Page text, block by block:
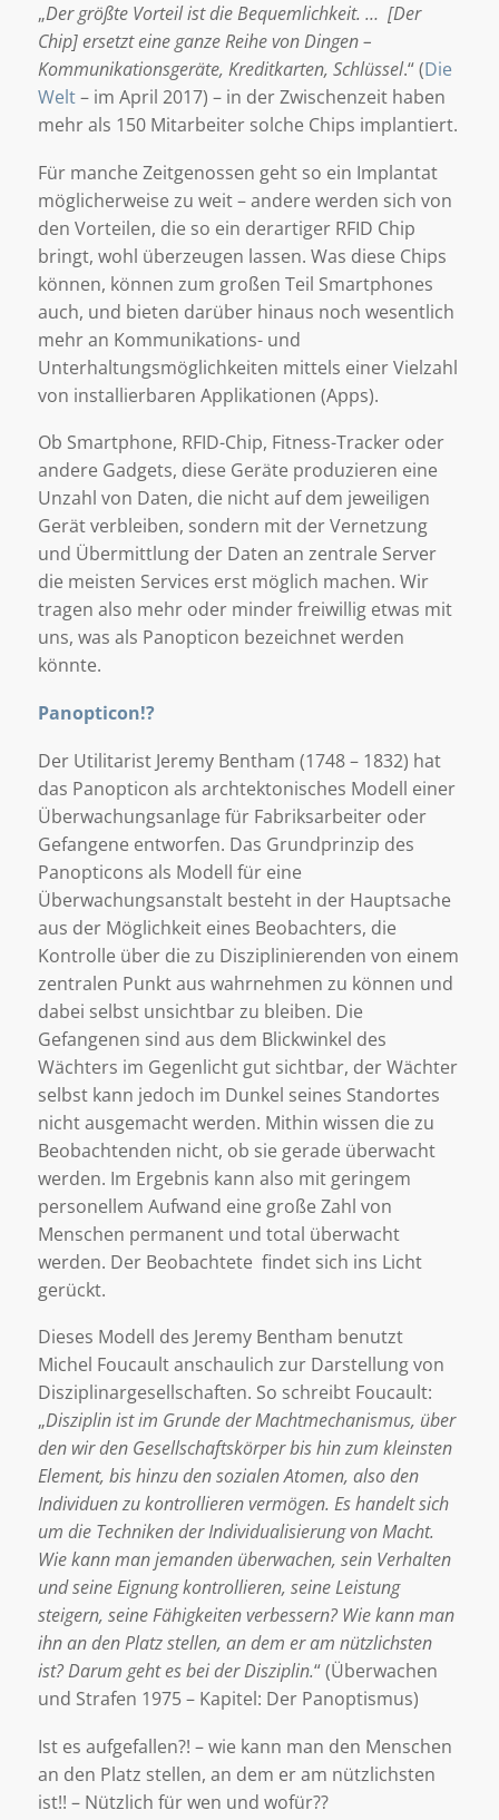
„Der größte Vorteil ist die Bequemlichkeit. … [Der
Chip] ersetzt eine ganze Reihe von Dingen –
Kommunikationsgeräte, Kreditkarten, Schlüssel.“ (Die
Welt– im April 2017) – in der Zwischenzeit haben
mehr als 150 Mitarbeiter solche Chips implantiert.
Für manche Zeitgenossen geht so ein Implantat
möglicherweise zu weit – andere werden sich von
den Vorteilen, die so ein derartiger RFID Chip
bringt, wohl überzeugen lassen. Was diese Chips
können, können zum großen Teil Smartphones
auch, und bieten darüber hinaus noch wesentlich
mehr an Kommunikations- und
Unterhaltungsmöglichkeiten mittels einer Vielzahl
von installierbaren Applikationen (Apps).
Ob Smartphone, RFID-Chip, Fitness-Tracker oder
andere Gadgets, diese Geräte produzieren eine
Unzahl von Daten, die nicht auf dem jeweiligen
Gerät verbleiben, sondern mit der Vernetzung
und Übermittlung der Daten an zentrale Server
die meisten Services erst möglich machen. Wir
tragen also mehr oder minder freiwillig etwas mit
uns, was als Panopticon bezeichnet werden
könnte.
Panopticon!?
Der Utilitarist Jeremy Bentham (1748 – 1832) hat
das Panopticon als archtektonisches Modell einer
Überwachungsanlage für Fabriksarbeiter oder
Gefangene entworfen. Das Grundprinzip des
Panopticons als Modell für eine
Überwachungsanstalt besteht in der Hauptsache
aus der Möglichkeit eines Beobachters, die
Kontrolle über die zu Disziplinierenden von einem
zentralen Punkt aus wahrnehmen zu können und
dabei selbst unsichtbar zu bleiben. Die
Gefangenen sind aus dem Blickwinkel des
Wächters im Gegenlicht gut sichtbar, der Wächter
selbst kann jedoch im Dunkel seines Standortes
nicht ausgemacht werden. Mithin wissen die zu
Beobachtenden nicht, ob sie gerade überwacht
werden. Im Ergebnis kann also mit geringem
personellem Aufwand eine große Zahl von
Menschen permanent und total überwacht
werden. Der Beobachtete findet sich ins Licht
gerückt.
Dieses Modell des Jeremy Bentham benutzt
Michel Foucault anschaulich zur Darstellung von
Disziplinargesellschaften. So schreibt Foucault:
„Disziplin ist im Grunde der Machtmechanismus, über
den wir den Gesellschaftskörper bis hin zum kleinsten
Element, bis hinzu den sozialen Atomen, also den
Individuen zu kontrollieren vermögen. Es handelt sich
um die Techniken der Individualisierung von Macht.
Wie kann man jemanden überwachen, sein Verhalten
und seine Eignung kontrollieren, seine Leistung
steigern, seine Fähigkeiten verbessern? Wie kann man
ihn an den Platz stellen, an dem er am nützlichsten
ist? Darum geht es bei der Disziplin.“ (Überwachen
und Strafen 1975 – Kapitel: Der Panoptismus)
Ist es aufgefallen?! – wie kann man den Menschen
an den Platz stellen, an dem er am nützlichsten
ist!! – Nützlich für wen und wofür??